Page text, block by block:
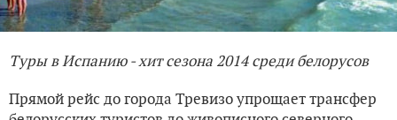
Туры в Испанию - хит сезона 2014 среди белорусов
Прямой рейс до города Тревизо упрощает трансфер